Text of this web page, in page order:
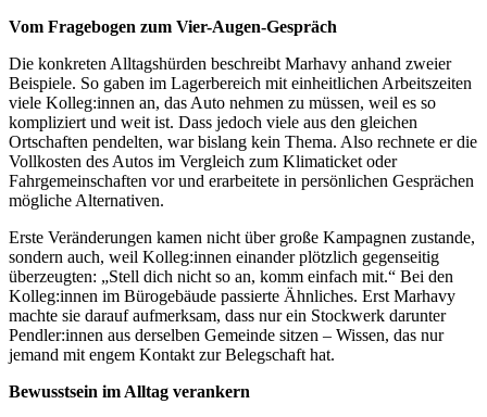
Vom Fragebogen zum Vier-Augen-Gespräch
Die konkreten Alltagshürden beschreibt Marhavy anhand zweier
Beispiele. So gaben im Lagerbereich mit einheitlichen Arbeitszeiten
viele Kolleg:innen an, das Auto nehmen zu müssen, weil es so
kompliziert und weit ist. Dass jedoch viele aus den gleichen
Ortschaften pendelten, war bislang kein Thema. Also rechnete er die
Vollkosten des Autos im Vergleich zum Klimaticket oder
Fahrgemeinschaften vor und erarbeitete in persönlichen Gesprächen
mögliche Alternativen.
Erste Veränderungen kamen nicht über große Kampagnen zustande,
sondern auch, weil Kolleg:innen einander plötzlich gegenseitig
überzeugten: „Stell dich nicht so an, komm einfach mit.“ Bei den
Kolleg:innen im Bürogebäude passierte Ähnliches. Erst Marhavy
machte sie darauf aufmerksam, dass nur ein Stockwerk darunter
Pendler:innen aus derselben Gemeinde sitzen – Wissen, das nur
jemand mit engem Kontakt zur Belegschaft hat.
Bewusstsein im Alltag verankern